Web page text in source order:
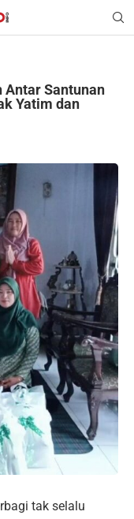
Antar Santunan
Yatim dan
tak selalu